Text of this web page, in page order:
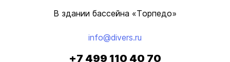
В здании бассейна «Торпедо»
info@divers.ru
+7 499 110 40 70